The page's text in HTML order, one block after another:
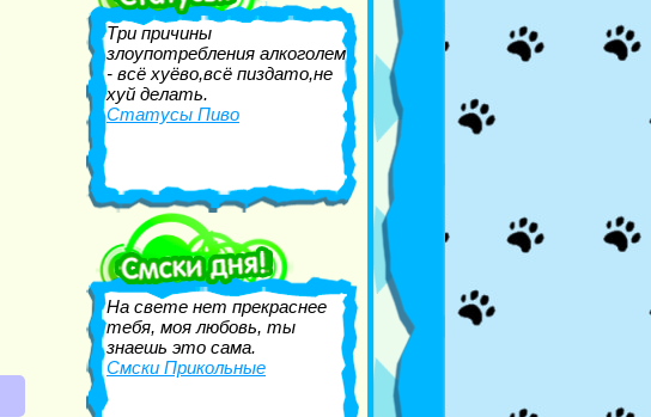
Три причины
злоупотребления алкоголем
- всё хуёво,всё пиздато,не
хуй делать.
Статусы Пиво
На свете нет прекраснее
тебя, моя любовь, ты
знаешь это сама.
Смски Прикольные